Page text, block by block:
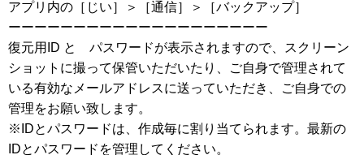
アプリ内の［じい］＞［通信］＞［バックアップ］
ーーーーーーーーーーーーーーーーーーーー
復元用ID と パスワードが表示されますので、スクリーン
ショットに撮って保管いただいたり、ご自身で管理されて
いる有効なメールアドレスに送っていただき、ご自身での
管理をお願い致します。
※IDとパスワードは、作成毎に割り当てられます。最新の
IDとパスワードを管理してください。